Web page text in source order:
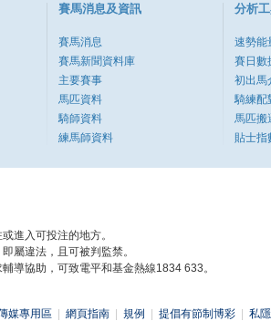
賽馬消息及資訊
賽馬消息
賽馬新聞資料庫
主要賽事
馬匹資料
騎師資料
練馬師資料
分析
速勢能
賽日數
初出馬
騎練配
馬匹搬
貼士指
進入可投注的地方。
屬違法，且可被判監禁。
導協助，可致電平和基金熱線1834 633。
媒專用區 網頁指南 規例 提倡有節制博彩 私